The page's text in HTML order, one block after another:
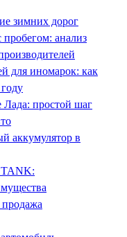
зимних дорог
пробегом: анализ
для иномарок: как
Лада: простой шаг
аккумулятор в
TANK: